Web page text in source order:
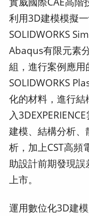
利用3D建模模擬
SOLIDWORKS
Abaqus有限元素
組，進行案例應
SOLIDWORKS
化的材料，進行
入
建模、結構分析
析，加上CST高頻
助設計前期發現
上市。
運用數位化3D建